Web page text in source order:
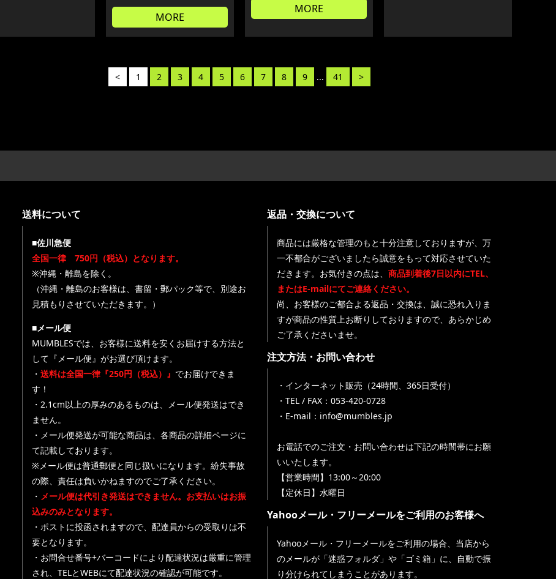
MORE
MORE
< 1 2 3 4 5 6 7 8 9 ... 41 >
送料について
■佐川急便
全国一律 750円（税込）となります。
※沖縄・離島を除く。
（沖縄・離島のお客様は、書留・郵パック等で、別途お
見積もりさせていただきます。）
■メール便
MUMBLESでは、お客様に送料を安くお届けする方法と
して『メール便』がお選び頂けます。
・ 送料は全国一律『250円（税込）』 でお届けできま
す！
・2.1cm以上の厚みのあるものは、メール便発送はでき
ません。
・メール便発送が可能な商品は、各商品の詳細ページに
て記載しております。
※メール便は普通郵便と同じ扱いになります。紛失事故
の際、責任は負いかねますのでご了承ください。
・ メール便は代引き発送はできません。お支払いはお振
込みのみとなります。
・ポストに投函されますので、配達員からの受取りは不
要となります。
・お問合せ番号+バーコードにより配達状況は厳重に管理
され、TELとWEBにて配達状況の確認が可能です。
返品・交換について
商品には厳格な管理のもと十分注意しておりますが、万
一不都合がございましたら誠意をもって対応させていた
だきます。お気付きの点は、 商品到着後7日以内にTEL、
またはE-mailにてご連絡ください。
尚、お客様のご都合よる返品・交換は、誠に恐れ入りま
すが商品の性質上お断りしておりますので、あらかじめ
ご了承くださいませ。
注文方法・お問い合わせ
・インターネット販売（24時間、365日受付）
・TEL / FAX：053-420-0728
・E-mail：info@mumbles.jp
お電話でのご注文・お問い合わせは下記の時間帯にお願
いいたします。
【営業時間】13:00～20:00
【定休日】水曜日
Yahooメール・フリーメールをご利用のお客様へ
Yahooメール・フリーメールをご利用の場合、当店から
のメールが「迷惑フォルダ」や「ゴミ箱」に、自動で振
り分けられてしまうことがあります。